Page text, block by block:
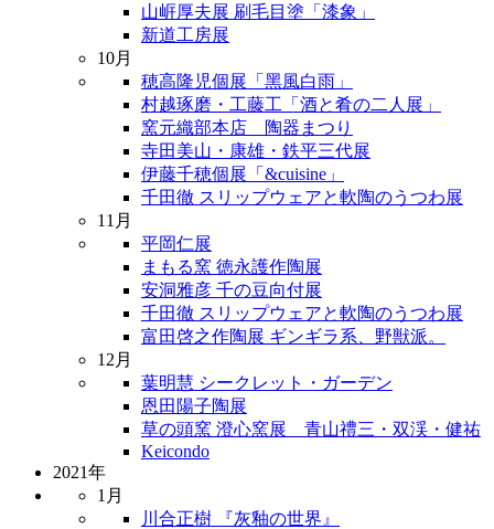
山㟁厚夫展 刷毛目塗「漆象」
新道工房展
10月
穂高隆児個展「黑風白雨」
村越琢磨・工藤工「酒と肴の二人展」
窯元織部本店 陶器まつり
寺田美山・康雄・鉄平三代展
伊藤千穂個展「&cuisine」
千田徹 スリップウェアと軟陶のうつわ展
11月
平岡仁展
まもる窯 徳永護作陶展
安洞雅彦 千の豆向付展
千田徹 スリップウェアと軟陶のうつわ展
富田啓之作陶展 ギンギラ系、野獣派。
12月
葉明慧 シークレット・ガーデン
恩田陽子陶展
草の頭窯 澄心窯展 青山禮三・双渓・健祐
Keicondo
2021年
1月
川合正樹 『灰釉の世界』